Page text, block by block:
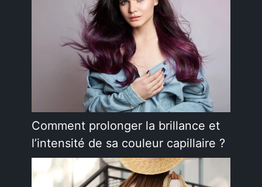
Comment prolonger la brillance et
l’intensité de sa couleur capillaire ?